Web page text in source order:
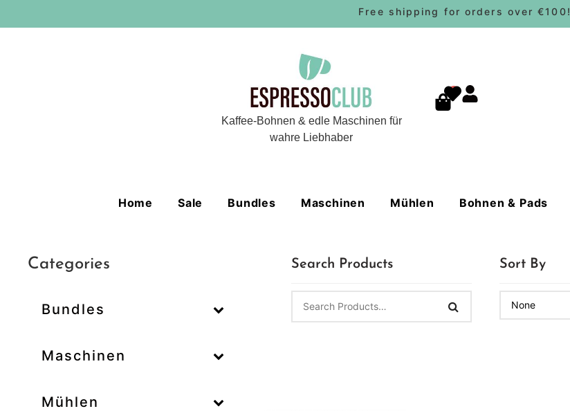
Free shipping for orders over €100!
Kaffee-Bohnen & edle Maschinen für
wahre Liebhaber
0
Home Sale Bundles Maschinen Mühlen Bohnen & Pads
Categories
Bundles
Maschinen
–
Mühlen
–
Search Products Sort By